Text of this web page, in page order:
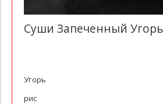
Суши Запеченный Угорь
Угорь
рис